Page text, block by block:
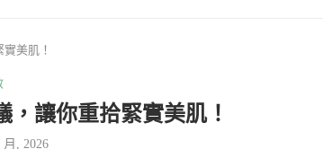
美肌！
讓你重拾緊實美肌！
月, 2026